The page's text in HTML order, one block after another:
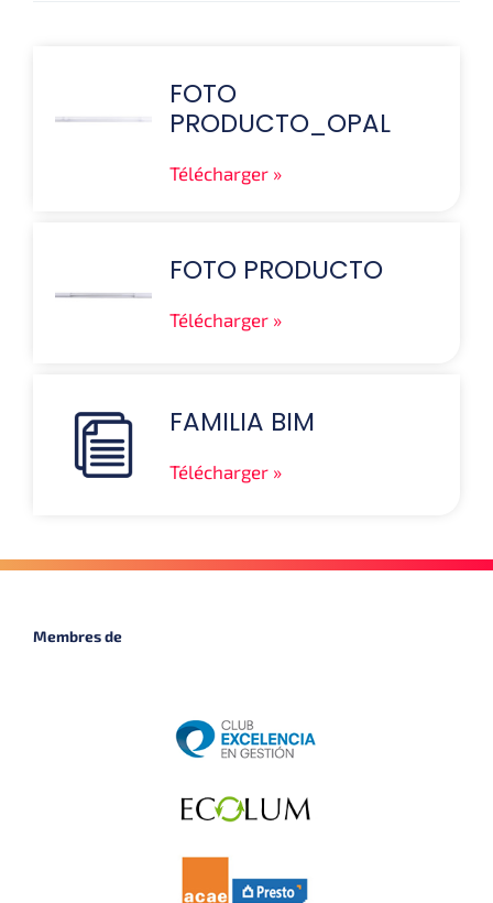
FOTO
PRODUCTO_OPAL
Télécharger
FOTO PRODUCTO
Télécharger
FAMILIA BIM
Télécharger
Membres de